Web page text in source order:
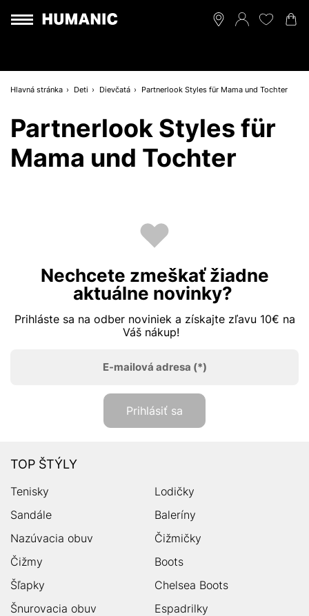
Hlavná stránka Deti Dievčatá Partnerlook Styles für Mama und Tochter
Partnerlook Styles für
Mama und Tochter
Nechcete zmeškať žiadne
aktuálne novinky?
Prihláste sa na odber noviniek a získajte zľavu 10€ na
Váš nákup!
E-mailová adresa (*)
Prihlásiť sa
TOP ŠTÝLY
Tenisky
Lodičky
Sandále
Baleríny
Nazúvacia obuv
Čižmičky
Čižmy
Boots
Šľapky
Chelsea Boots
Šnurovacia obuv
Espadrilky